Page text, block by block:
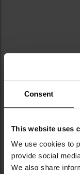
Consent
This website uses
We use cookies to
provide social
We also share
wszytoszlufkę
pod kołnierzykiem